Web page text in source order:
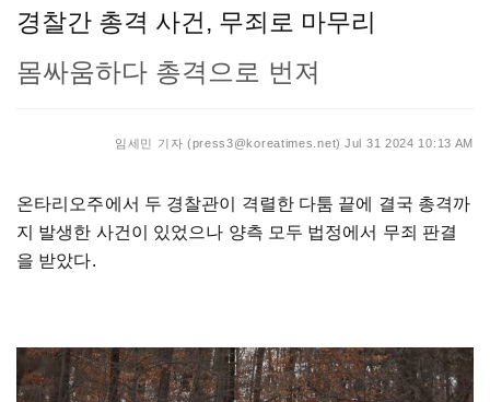
경찰간 총격 사건, 무죄로 마무리
몸싸움하다 총격으로 번져
임세민 기자 (press3@koreatimes.net) Jul 31 2024 10:13 AM
온타리오주에서 두 경찰관이 격렬한 다툼 끝에 결국 총격까
지 발생한 사건이 있었으나 양측 모두 법정에서 무죄 판결
을 받았다.